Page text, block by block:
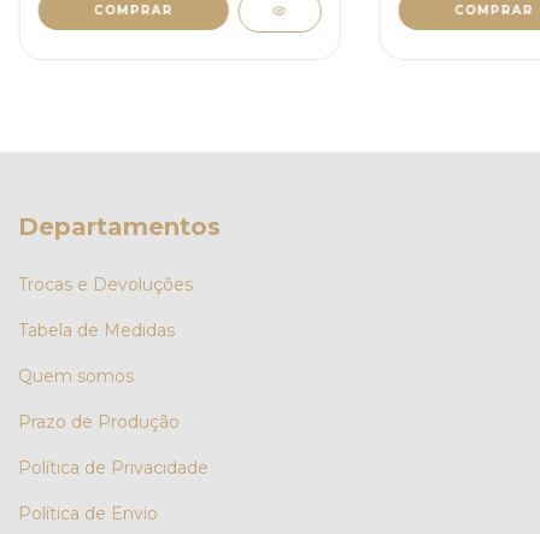
COMPRAR COMPRAR
Departamentos
Trocas e Devoluções
Tabela de Medidas
Quem somos
Prazo de Produção
Política de Privacidade
Política de Envio